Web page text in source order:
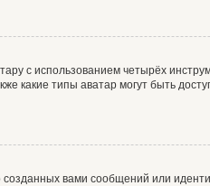
с использованием четырёх
какие типы аватар могут быть
вами сообщений или